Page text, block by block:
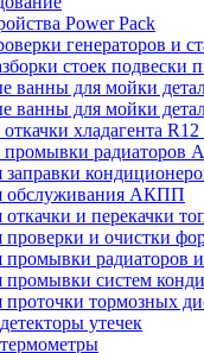
Power Pack
генераторов и
стоек подвески
ванны для мойки
ванны для мойки
откачки хладагента
промывки
заправки
обслуживания АКПП
откачки и перекачки
проверки и очистки
промывки радиаторов
промывки систем
проточки тормозных
утечек